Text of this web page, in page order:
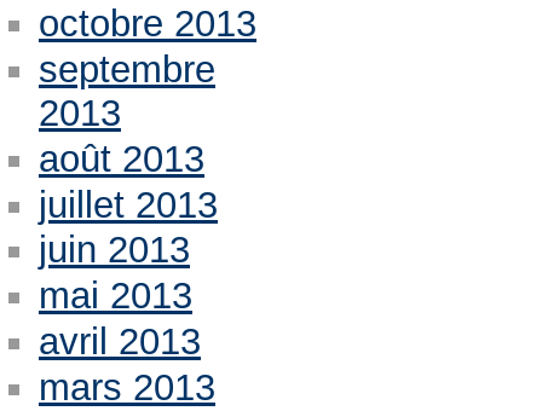
octobre 2013
septembre
2013
août 2013
juillet 2013
juin 2013
mai 2013
avril 2013
mars 2013